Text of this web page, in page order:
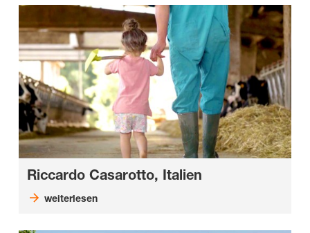
Riccardo Casarotto, Italien
weiterlesen